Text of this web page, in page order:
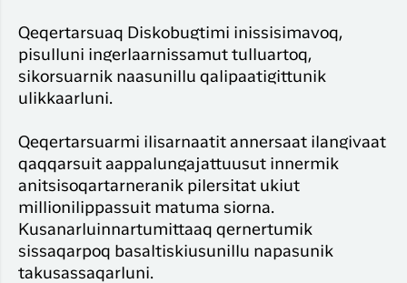
Qeqertarsuaq Diskobugtimi inissisimavoq,
pisulluni ingerlaarnissamut tulluartoq,
sikorsuarnik naasunillu qalipaatigittunik
ulikkaarluni.
Qeqertarsuarmi ilisarnaatit annersaat ilangivaat
qaqqarsuit aappalungajattuusut innermik
anitsisoqartarneranik pilersitat ukiut
millionilippassuit matuma siorna.
Kusanarluinnartumittaaq qernertumik
sissaqarpoq basaltiskiusunillu napasunik
takusassaqarluni.